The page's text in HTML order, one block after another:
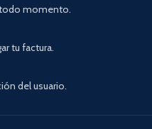
momento.
tu factura.
del usuario.